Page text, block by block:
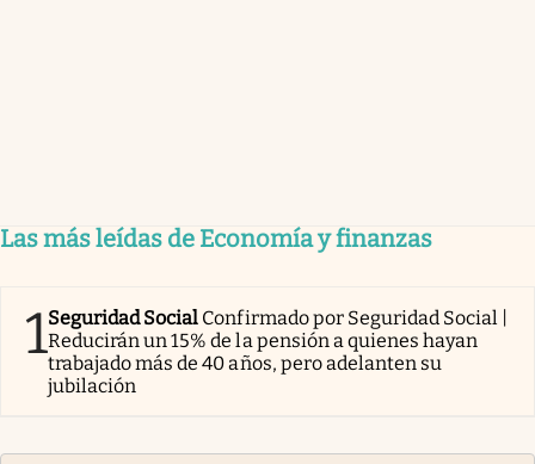
Las más leídas de Economía y finanzas
1Seguridad Social Confirmado por Seguridad Social |
Reducirán un 15% de la pensión a quienes hayan
trabajado más de 40 años, pero adelanten su
jubilación